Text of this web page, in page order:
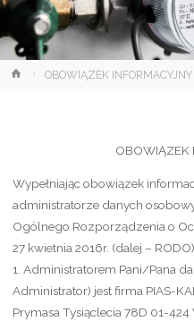
StronaOBOWIĄZEK INFORMACYJNY
OBOWIĄZEK
Wypełniając obowiązek
administratorze danych
Ogólnego Rozporządzenia o
27 kwietnia 2016r. (dalej –
1. Administratorem Pani/Pana
Administrator) jest firma PIAS-
Prymasa Tysiąclecia 78D 01-424